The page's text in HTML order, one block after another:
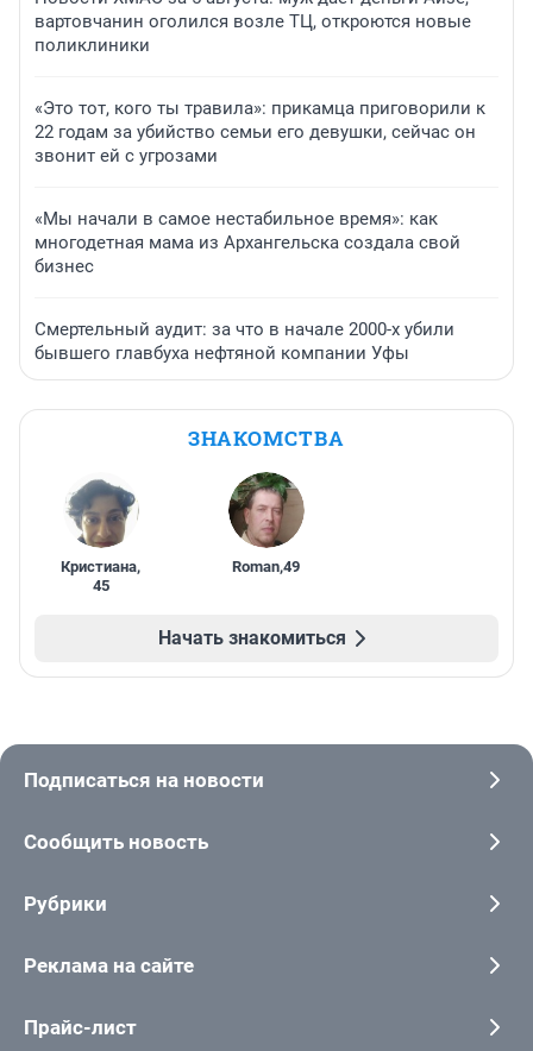
вартовчанин оголился возле ТЦ, откроются новые
поликлиники
«Это тот, кого ты травила»: прикамца приговорили к
22 годам за убийство семьи его девушки, сейчас он
звонит ей с угрозами
«Мы начали в самое нестабильное время»: как
многодетная мама из Архангельска создала свой
бизнес
Смертельный аудит: за что в начале 2000-х убили
бывшего главбуха нефтяной компании Уфы
ЗНАКОМСТВА
Кристиана,
45
Roman,49
Начать знакомиться
Подписаться на новости
Сообщить новость
Рубрики
Реклама на сайте
Прайс-лист